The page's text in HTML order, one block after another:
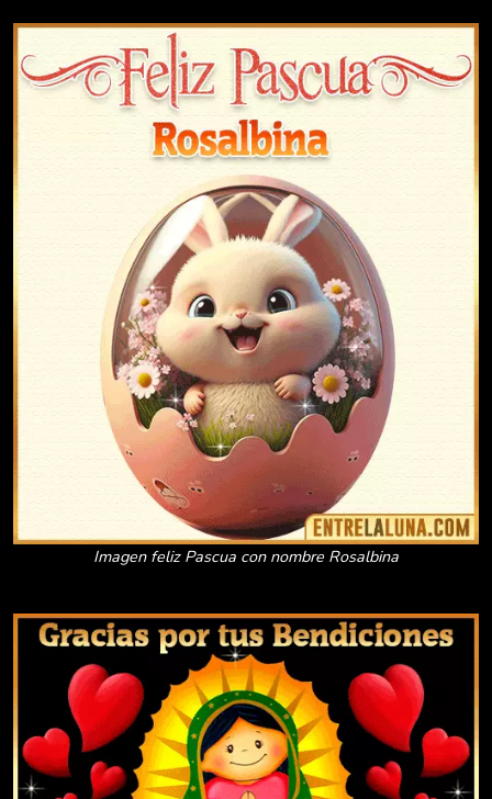
Imagen feliz Pascua con nombre Rosalbina